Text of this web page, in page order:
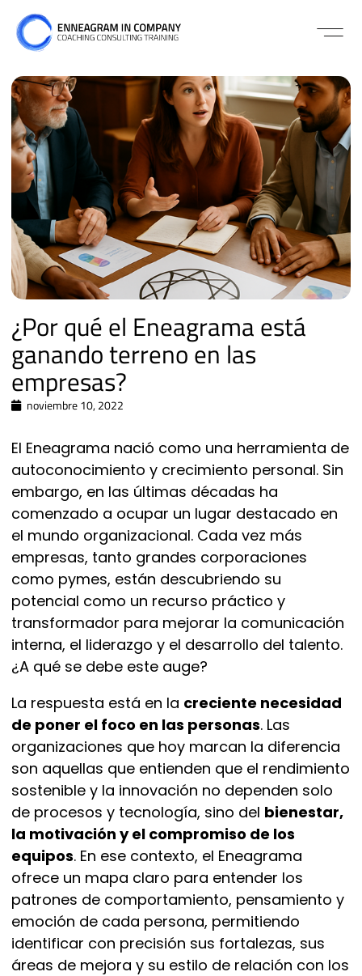
¿Por qué el Eneagrama está
ganando terreno en las
empresas?
noviembre 10, 2022
El Eneagrama nació como una herramienta de
autoconocimiento y crecimiento personal. Sin
embargo, en las últimas décadas ha
comenzado a ocupar un lugar destacado en
el mundo organizacional. Cada vez más
empresas, tanto grandes corporaciones
como pymes, están descubriendo su
potencial como un recurso práctico y
transformador para mejorar la comunicación
interna, el liderazgo y el desarrollo del talento.
¿A qué se debe este auge?
La respuesta está en la creciente necesidad
de poner el foco en las personas. Las
organizaciones que hoy marcan la diferencia
son aquellas que entienden que el rendimiento
sostenible y la innovación no dependen solo
de procesos y tecnología, sino del bienestar,
la motivación y el compromiso de los
equipos. En ese contexto, el Eneagrama
ofrece un mapa claro para entender los
patrones de comportamiento, pensamiento y
emoción de cada persona, permitiendo
identificar con precisión sus fortalezas, sus
áreas de mejora y su estilo de relación con los